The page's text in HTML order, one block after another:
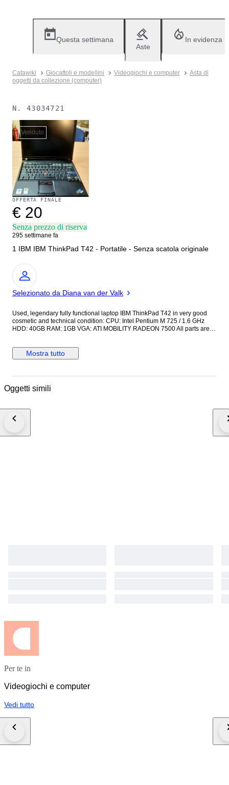
Questa settimana
Aste
In evidenza
Catawiki Giocattoli e modellini Videogiochi e computer
Asta di
oggetti da collezione (computer)
N. 43034721
Venduto
OFFERTA FINALE
€ 20
Senza prezzo di riserva
295 settimane fa
1 IBM IBM ThinkPad T42 - Portatile - Senza scatola originale
Esperto
Selezionato da Diana van der Valk
Used, legendary fully functional laptop IBM ThinkPad T42 in very good
cosmetic and technical condition: CPU: Intel Pentium M 725 / 1.6 GHz
HDD: 40GB RAM: 1GB VGA: ATI MOBILITY RADEON 7500 All parts are
Access, IBM RecordNow, IBM Update Connector, InterVideo WinDVD,
Norton AntiVirus, PC Doctor, ThinkPad Utilities, ThinkVantage Access
Original IBM power adapter. Low battery. Please view the photos to form
securely insured registered mail. Buyers from outside the European
Mostra tutto
Oggetti simili
Per te in
Videogiochi e computer
Vedi tutto